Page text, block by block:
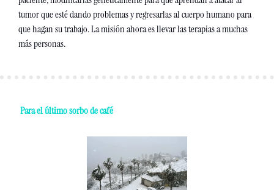
tumor que esté dando problemas y regresarlas al cuerpo humano para
que hagan su trabajo. La misión ahora es llevar las terapias a muchas
más personas.
Para el último sorbo de café